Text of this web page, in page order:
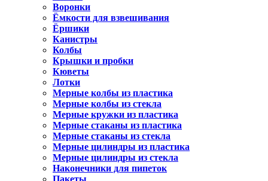
Воронки
Ёмкости для взвешивания
Ёршики
Канистры
Колбы
Крышки и пробки
Кюветы
Лотки
Мерные колбы из пластика
Мерные колбы из стекла
Мерные кружки из пластика
Мерные стаканы из пластика
Мерные стаканы из стекла
Мерные цилиндры из пластика
Мерные цилиндры из стекла
Наконечники для пипеток
Пакеты